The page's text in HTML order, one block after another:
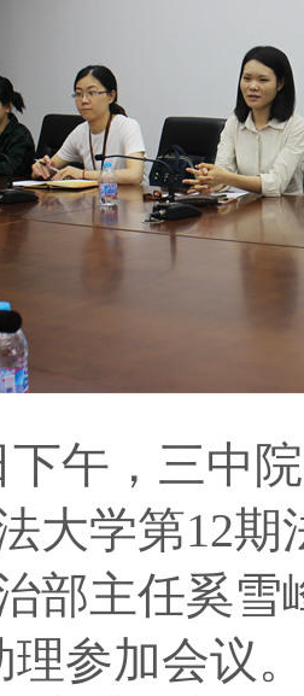
下午，三中
大学第12期
部主任奚
理参加会议